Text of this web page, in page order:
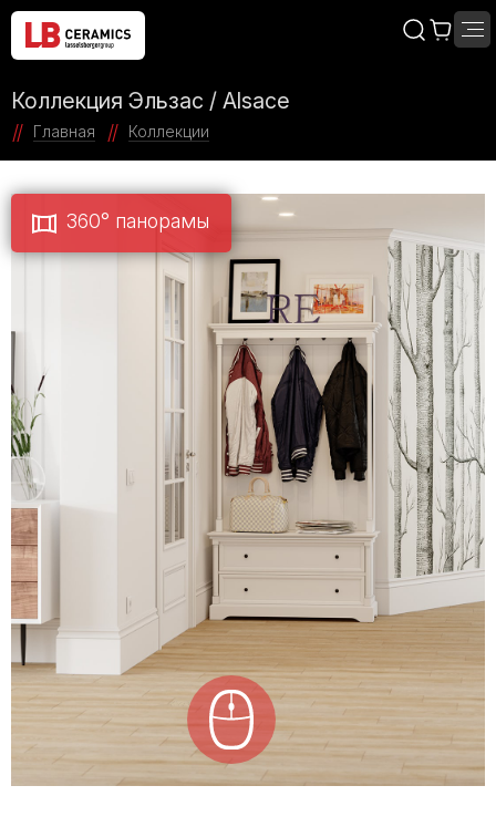
Коллекция Эльзас / Alsace
Главная Коллекции
360° панорамы